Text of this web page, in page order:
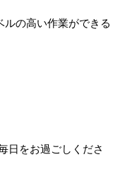
の高い作業ができる
日をお過ごしくださ